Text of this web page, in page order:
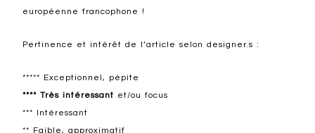
européenne francophone !
Pertinence et intérêt de l’article selon designer.s :
***** Exceptionnel, pépite
**** Très intéressant et/ou focus
*** Intéressant
** Faible, approximatif